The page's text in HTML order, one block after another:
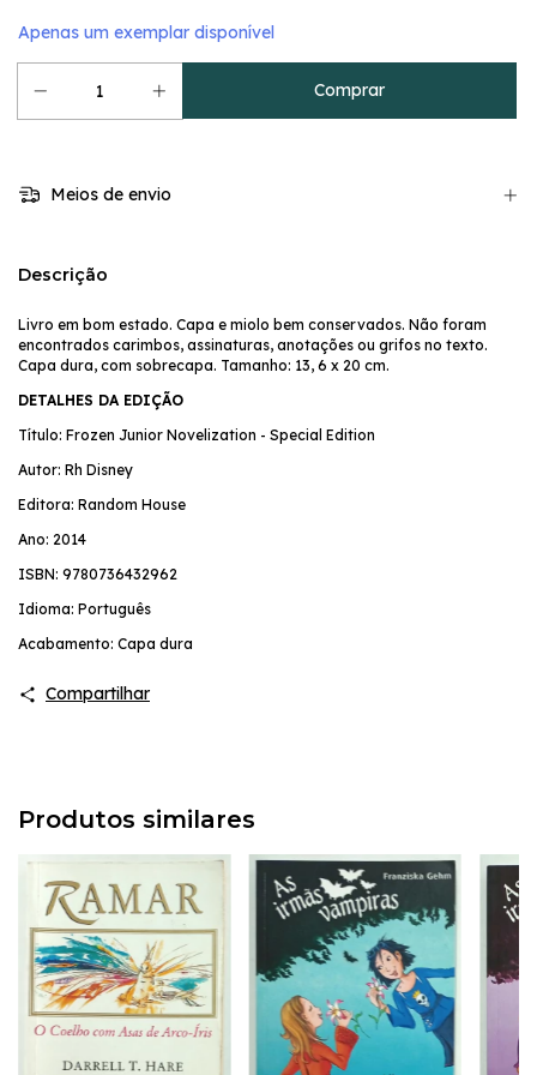
Apenas um exemplar disponível
Meios de envio
Descrição
Livro em bom estado. Capa e miolo bem conservados. Não foram
encontrados carimbos, assinaturas, anotações ou grifos no texto.
Capa dura, com sobrecapa. Tamanho: 13, 6 x 20 cm.
DETALHES DA EDIÇÃO
Título: Frozen Junior Novelization - Special Edition
Autor: Rh Disney
Editora: Random House
Ano: 2014
ISBN: 9780736432962
Idioma: Português
Acabamento: Capa dura
Compartilhar
Produtos similares